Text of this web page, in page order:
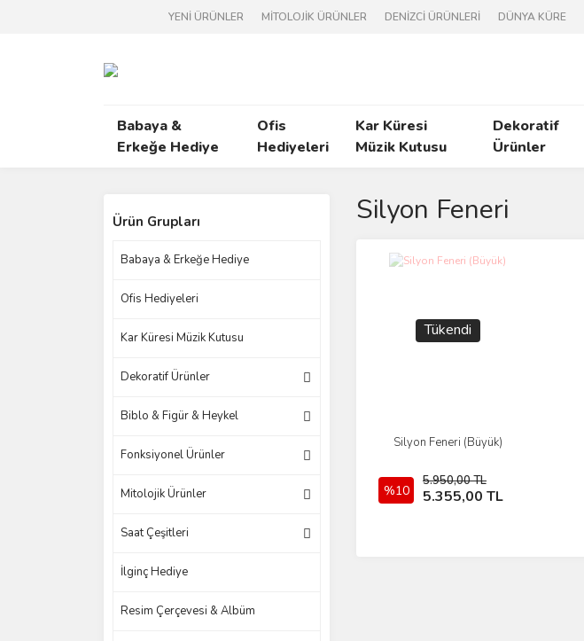
YENİ ÜRÜNLER MİTOLOJİK ÜRÜNLER DENİZCİ ÜRÜNLERİ DÜNYA KÜRE
Babaya &
Erkeğe Hediye
Ofis
Hediyeleri
Kar Küresi
Müzik Kutusu
Dekoratif
Ürünler
Ürün Grupları
Babaya & Erkeğe Hediye
Ofis Hediyeleri
Kar Küresi Müzik Kutusu
Dekoratif Ürünler
Biblo & Figür & Heykel
Fonksiyonel Ürünler
Mitolojik Ürünler
Saat Çeşitleri
İlginç Hediye
Resim Çerçevesi & Albüm
Silyon Feneri
Tükendi
Silyon Feneri (Büyük)
%10
5.950,00 TL
5.355,00 TL
İncele
Stokta Yok